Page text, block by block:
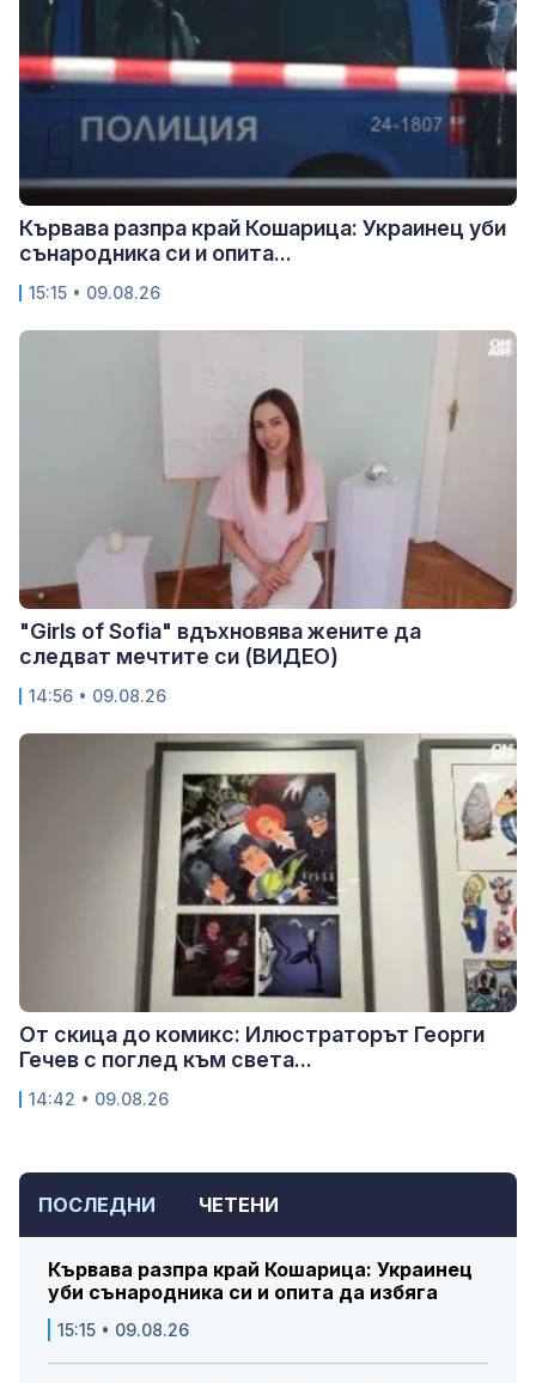
ПОСЛЕДНИ ЧЕТЕНИ
Кървава разпра край Кошарица: Украинец
уби сънародника си и опита да избяга
15:15 • 09.08.26
Кървава разпра край Кошарица: Украинец уби
сънародника си и опита...
15:15 • 09.08.26
"Girls of Sofia" вдъхновява жените да
следват мечтите си (ВИДЕО)
14:56 • 09.08.26
От скица до комикс: Илюстраторът Георги
Гечев с поглед към света...
14:42 • 09.08.26